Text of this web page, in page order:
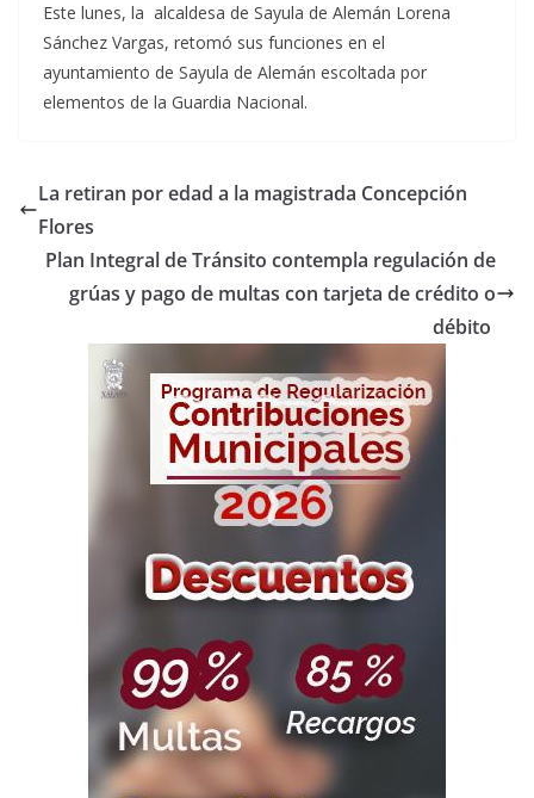
Este lunes, la alcaldesa de Sayula de Alemán Lorena
Sánchez Vargas, retomó sus funciones en el
ayuntamiento de Sayula de Alemán escoltada por
elementos de la Guardia Nacional.
La retiran por edad a la magistrada Concepción
Flores
Plan Integral de Tránsito contempla regulación de
grúas y pago de multas con tarjeta de crédito o
débito